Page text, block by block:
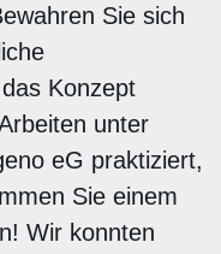
Sie sich
Konzept
unter
eG praktiziert,
Sie einem
Wir konnten